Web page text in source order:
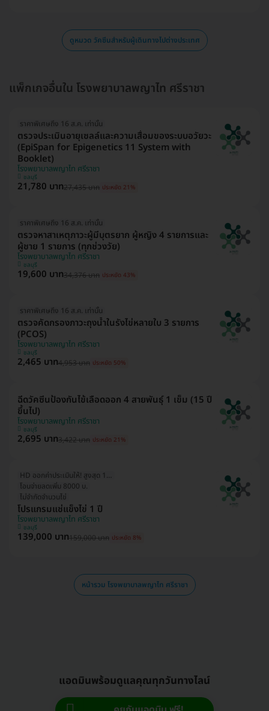
ดูหมวด วัคซีนสำหรับผู้เดินทางไปต่างประเทศ
แพ็กเกจอื่นใน โรงพยาบาลพญาไท ศรีราชา
ราคาพิเศษถึง 16 ส.ค. เท่านั้น
ตรวจประเมินอายุเซลล์และความเสื่อมของระบบอวัยวะ
(EpiSpan for Epigenetics 11 System with
Booklet)
โรงพยาบาลพญาไท ศรีราชา
ชลบุรี
21,780 บาท27,435 บาท ประหยัด 21%
ราคาพิเศษถึง 16 ส.ค. เท่านั้น
ตรวจหาสาเหตุภาวะผู้มีบุตรยาก ผู้หญิง 4 รายการและ
ผู้ชาย 1 รายการ (ทุกช่วงวัย)
โรงพยาบาลพญาไท ศรีราชา
ชลบุรี
19,600 บาท34,376 บาท ประหยัด 43%
ราคาพิเศษถึง 16 ส.ค. เท่านั้น
ตรวจคัดกรองภาวะถุงน้ำในรังไข่หลายใบ 3 รายการ
(PCOS)
โรงพยาบาลพญาไท ศรีราชา
ชลบุรี
2,465 บาท4,953 บาท ประหยัด 50%
ฉีดวัคซีนป้องกันไข้เลือดออก 4 สายพันธุ์ 1 เข็ม (15 ปี
ขึ้นไป)
โรงพยาบาลพญาไท ศรีราชา
ชลบุรี
2,695 บาท3,422 บาท ประหยัด 21%
HD ออกค่าประเมินให้! สูงสุด 1500 บ.
โอนจ่ายลดเพิ่ม 8000 บ.
ไม่จำกัดจำนวนไข่
โปรแกรมแช่แข็งไข่ 1 ปี
โรงพยาบาลพญาไท ศรีราชา
ชลบุรี
139,000 บาท159,000 บาท ประหยัด 8%
หน้ารวม โรงพยาบาลพญาไท ศรีราชา
แอดมินพร้อมดูแลคุณทุกวันทางไลน์